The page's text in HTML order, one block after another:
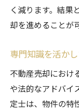
実践的
術
不動産
売却後
活用例
く減ります。結果
却を進めることが
専門知識を活か
不動産売却におけ
や法的なアドバイ
定士は、物件の特